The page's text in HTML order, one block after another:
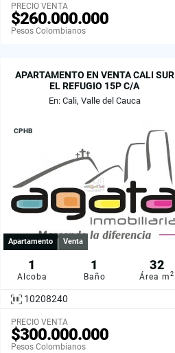
PRECIO VENTA
$260.000.000
Pesos Colombianos
APARTAMENTO EN VENTA CALI SUR
EL REFUGIO 15P C/A
En: Cali, Valle del Cauca
CPHB
Apartamento Venta
1
Alcoba
1
Baño
32
Área m 2
10208240
PRECIO VENTA
$300.000.000
Pesos Colombianos